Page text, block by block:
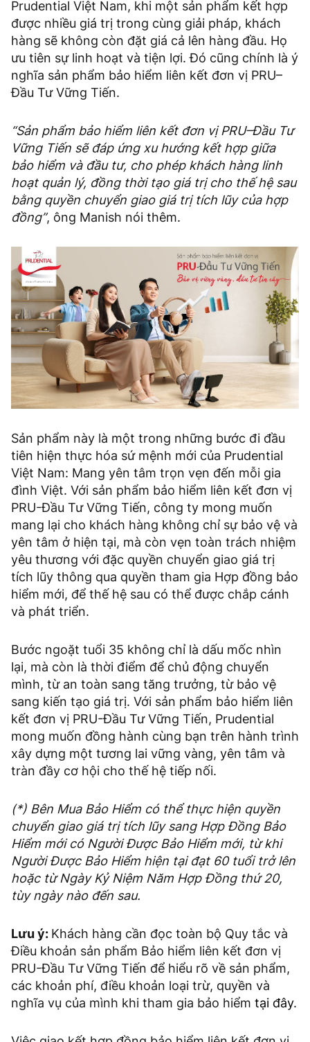
Prudential Việt Nam, khi một sản phẩm kết hợp
được nhiều giá trị trong cùng giải pháp, khách
hàng sẽ không còn đặt giá cả lên hàng đầu. Họ
ưu tiên sự linh hoạt và tiện lợi. Đó cũng chính là ý
nghĩa sản phẩm bảo hiểm liên kết đơn vị PRU–
Đầu Tư Vững Tiến.
“Sản phẩm bảo hiểm liên kết đơn vị PRU–Đầu Tư
Vững Tiến sẽ đáp ứng xu hướng kết hợp giữa
bảo hiểm và đầu tư, cho phép khách hàng linh
hoạt quản lý, đồng thời tạo giá trị cho thế hệ sau
bằng quyền chuyển giao giá trị tích lũy của hợp
đồng”, ông Manish nói thêm.
Sản phẩm này là một trong những bước đi đầu
tiên hiện thực hóa sứ mệnh mới của Prudential
Việt Nam: Mang yên tâm trọn vẹn đến mỗi gia
đình Việt. Với sản phẩm bảo hiểm liên kết đơn vị
PRU-Đầu Tư Vững Tiến, công ty mong muốn
mang lại cho khách hàng không chỉ sự bảo vệ và
yên tâm ở hiện tại, mà còn vẹn toàn trách nhiệm
yêu thương với đặc quyền chuyển giao giá trị
tích lũy thông qua quyền tham gia Hợp đồng bảo
hiểm mới, để thế hệ sau có thể được chắp cánh
và phát triển.
Bước ngoặt tuổi 35 không chỉ là dấu mốc nhìn
lại, mà còn là thời điểm để chủ động chuyển
mình, từ an toàn sang tăng trưởng, từ bảo vệ
sang kiến tạo giá trị. Với sản phẩm bảo hiểm liên
kết đơn vị PRU-Đầu Tư Vững Tiến, Prudential
mong muốn đồng hành cùng bạn trên hành trình
xây dựng một tương lai vững vàng, yên tâm và
tràn đầy cơ hội cho thế hệ tiếp nối.
(*) Bên Mua Bảo Hiểm có thể thực hiện quyền
chuyển giao giá trị tích lũy sang Hợp Đồng Bảo
Hiểm mới có Người Được Bảo Hiểm mới, từ khi
Người Được Bảo Hiểm hiện tại đạt 60 tuổi trở lên
hoặc từ Ngày Kỷ Niệm Năm Hợp Đồng thứ 20,
tùy ngày nào đến sau.
Lưu ý: Khách hàng cần đọc toàn bộ Quy tắc và
Điều khoản sản phẩm Bảo hiểm liên kết đơn vị
PRU-Đầu Tư Vững Tiến để hiểu rõ về sản phẩm,
các khoản phí, điều khoản loại trừ, quyền và
nghĩa vụ của mình khi tham gia bảo hiểm tại đây.